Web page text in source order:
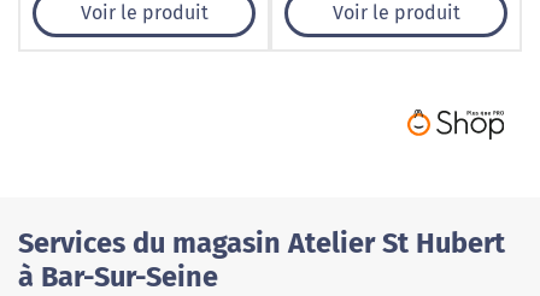
Voir le produit Voir le produit
Services du magasin Atelier St Hubert
à Bar-Sur-Seine